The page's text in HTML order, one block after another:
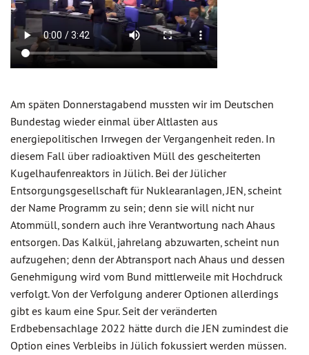
Am späten Donnerstagabend mussten wir im Deutschen
Bundestag wieder einmal über Altlasten aus
energiepolitischen Irrwegen der Vergangenheit reden. In
diesem Fall über radioaktiven Müll des gescheiterten
Kugelhaufenreaktors in Jülich. Bei der Jülicher
Entsorgungsgesellschaft für Nuklearanlagen, JEN, scheint
der Name Programm zu sein; denn sie will nicht nur
Atommüll, sondern auch ihre Verantwortung nach Ahaus
entsorgen. Das Kalkül, jahrelang abzuwarten, scheint nun
aufzugehen; denn der Abtransport nach Ahaus und dessen
Genehmigung wird vom Bund mittlerweile mit Hochdruck
verfolgt. Von der Verfolgung anderer Optionen allerdings
gibt es kaum eine Spur. Seit der veränderten
Erdbebensachlage 2022 hätte durch die JEN zumindest die
Option eines Verbleibs in Jülich fokussiert werden müssen.